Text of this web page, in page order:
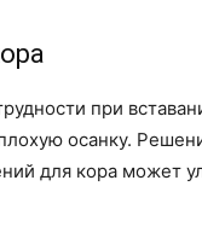
при
осанку.
для кора может